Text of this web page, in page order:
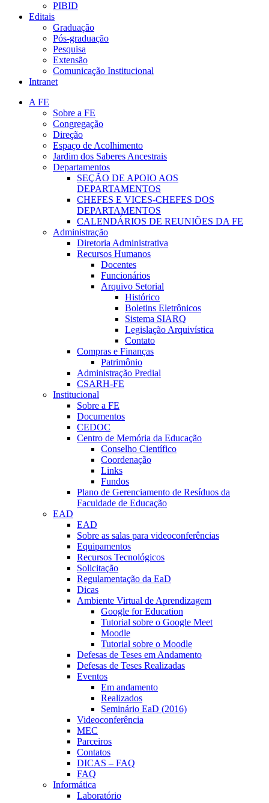
PIBID
Editais
Graduação
Pós-graduação
Pesquisa
Extensão
Comunicação Institucional
Intranet
A FE
Sobre a FE
Congregação
Direção
Espaço de Acolhimento
Jardim dos Saberes Ancestrais
Departamentos
SEÇÃO DE APOIO AOS
DEPARTAMENTOS
CHEFES E VICES-CHEFES DOS
DEPARTAMENTOS
CALENDÁRIOS DE REUNIÕES DA FE
Administração
Diretoria Administrativa
Recursos Humanos
Docentes
Funcionários
Arquivo Setorial
Histórico
Boletins Eletrônicos
Sistema SIARQ
Legislação Arquivística
Contato
Compras e Finanças
Patrimônio
Administração Predial
CSARH-FE
Institucional
Sobre a FE
Documentos
CEDOC
Centro de Memória da Educação
Conselho Científico
Coordenação
Links
Fundos
Plano de Gerenciamento de Resíduos da
Faculdade de Educação
EAD
EAD
Sobre as salas para videoconferências
Equipamentos
Recursos Tecnológicos
Solicitação
Regulamentação da EaD
Dicas
Ambiente Virtual de Aprendizagem
Google for Education
Tutorial sobre o Google Meet
Moodle
Tutorial sobre o Moodle
Defesas de Teses em Andamento
Defesas de Teses Realizadas
Eventos
Em andamento
Realizados
Seminário EaD (2016)
Videoconferência
MEC
Parceiros
Contatos
DICAS – FAQ
FAQ
Informática
Laboratório